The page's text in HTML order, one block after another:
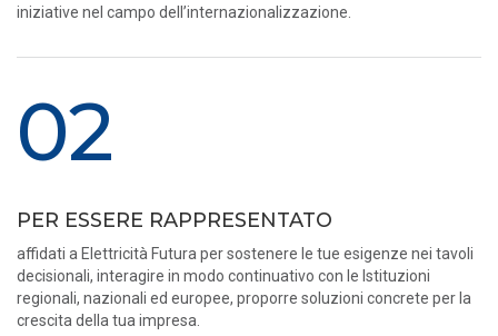
iniziative nel campo dell’internazionalizzazione.
02
PER ESSERE RAPPRESENTATO
affidati a Elettricità Futura per sostenere le tue esigenze nei tavoli
decisionali, interagire in modo continuativo con le Istituzioni
regionali, nazionali ed europee, proporre soluzioni concrete per la
crescita della tua impresa.